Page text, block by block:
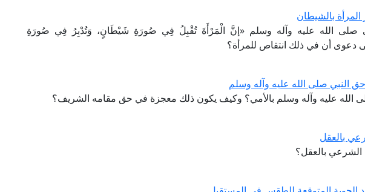
بالشيطان
صلى الله عليه وآله وسلم «إنَّ الْمَرْأَةَ تُقْبِلُ فِي صُورَةِ شَيْطَانٍ، وَتُدْبِرُ فِي صُورَةِ
أن في ذلك انتقاص للمرأة؟
النبي صلى الله عليه وآله وسلم
الله عليه وآله وسلم بالأمي؟ وكيف يكون ذلك معجزة في حق مقامه الشريف؟
بالعقل
بالعقل؟